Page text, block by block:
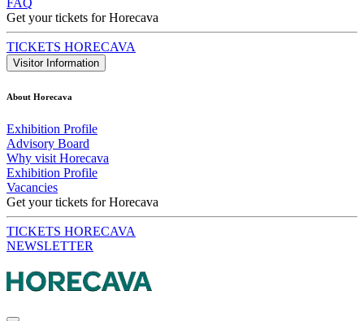
FAQ
Get your tickets for Horecava
TICKETS HORECAVA
Visitor Information
About Horecava
Exhibition Profile
Advisory Board
Why visit Horecava
Exhibition Profile
Vacancies
Get your tickets for Horecava
TICKETS HORECAVA
NEWSLETTER